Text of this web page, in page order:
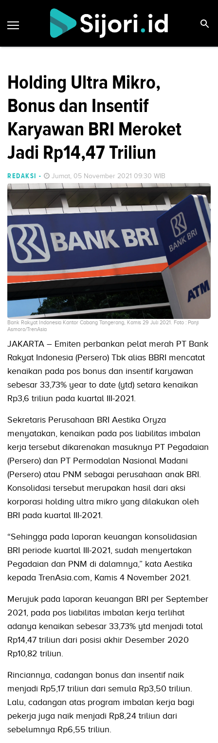
Holding Ultra Mikro,
Bonus dan Insentif
Karyawan BRI Meroket
Jadi Rp14,47 Triliun
REDAKSI - Jumat, 05 November 2021 09:30 WIB
Bank Rakyat Indonesia Kantor Cabang Tangerang, Kamis 29 Juli 2021. Foto : Panji
Asmoro/TrenAsia
JAKARTA – Emiten perbankan pelat merah PT Bank
Rakyat Indonesia (Persero) Tbk alias BBRI mencatat
kenaikan pada pos bonus dan insentif karyawan
sebesar 33,73% year to date (ytd) setara kenaikan
Rp3,6 triliun pada kuartal III-2021.
Sekretaris Perusahaan BRI Aestika Oryza
menyatakan, kenaikan pada pos liabilitas imbalan
kerja tersebut dikarenakan masuknya PT Pegadaian
(Persero) dan PT Permodalan Nasional Madani
(Persero) atau PNM sebagai perusahaan anak BRI.
Konsolidasi tersebut merupakan hasil dari aksi
korporasi holding ultra mikro yang dilakukan oleh
BRI pada kuartal III-2021.
“Sehingga pada laporan keuangan konsolidasian
BRI periode kuartal III-2021, sudah menyertakan
Pegadaian dan PNM di dalamnya,” kata Aestika
kepada TrenAsia.com, Kamis 4 November 2021.
Merujuk pada laporan keuangan BRI per September
2021, pada pos liabilitas imbalan kerja terlihat
adanya kenaikan sebesar 33,73% ytd menjadi total
Rp14,47 triliun dari posisi akhir Desember 2020
Rp10,82 triliun.
Rinciannya, cadangan bonus dan insentif naik
menjadi Rp5,17 triliun dari semula Rp3,50 triliun.
Lalu, cadangan atas program imbalan kerja bagi
pekerja juga naik menjadi Rp8,24 triliun dari
sebelumnya Rp6,55 triliun.